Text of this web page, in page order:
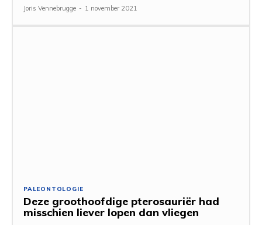
Joris Vennebrugge - 1 november 2021
PALEONTOLOGIE
Deze groothoofdige pterosauriër had
misschien liever lopen dan vliegen